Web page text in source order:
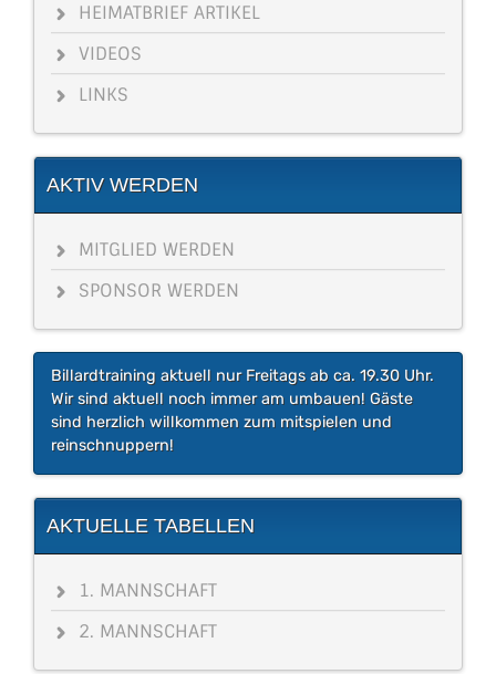
HEIMATBRIEF ARTIKEL
VIDEOS
LINKS
AKTIV WERDEN
MITGLIED WERDEN
SPONSOR WERDEN
Billardtraining aktuell nur Freitags ab ca. 19.30 Uhr.
Wir sind aktuell noch immer am umbauen! Gäste
sind herzlich willkommen zum mitspielen und
reinschnuppern!
AKTUELLE TABELLEN
1. MANNSCHAFT
2. MANNSCHAFT